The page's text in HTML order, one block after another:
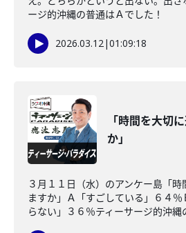
ージ的沖縄の普通はＡでした！
2026.03.12|01:09:18
「時間を大切
か」
３月１１日（水）のアンケー島「
ますか」Ａ「すごしている」６４
らない」３６％ティーサージ的沖縄